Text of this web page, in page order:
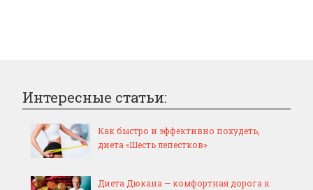
Интересные статьи:
Как быстро и эффективно похудеть,
диета «Шесть лепестков»
Диета Дюкана — комфортная дорога к